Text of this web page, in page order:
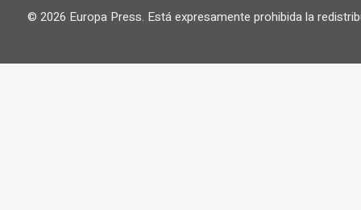
© 2026 Europa Press. Está expresamente prohibida la